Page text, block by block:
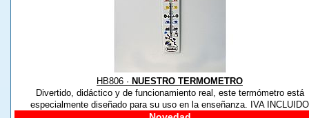
HB806 · NUESTRO TERMOMETRO
Divertido, didáctico y de funcionamiento real, este termómetro está
especialmente diseñado para su uso en la enseñanza. IVA INCLUIDO